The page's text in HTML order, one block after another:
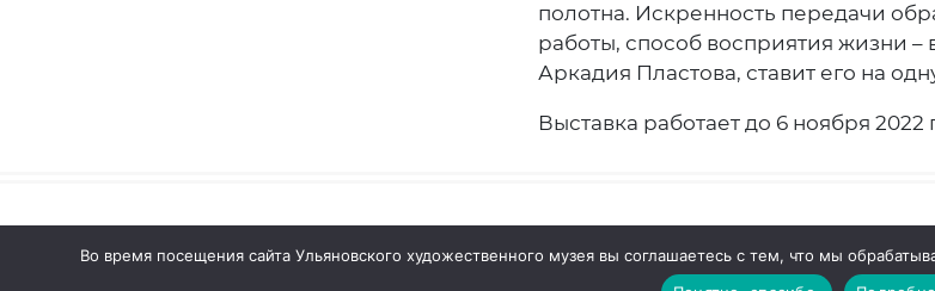
полотна. Искренность передачи
работы, способ восприятия жизни –
Аркадия Пластова, ставит его на
Выставка работает до 6 ноября 2022
© 2026 Ульяновский областной художественный музей
Во время посещения сайта Ульяновского художественного музея вы соглашаетесь с тем, что мы